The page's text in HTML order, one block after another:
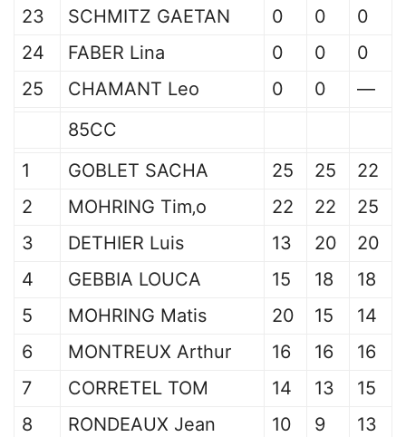
23
SCHMITZ GAETAN 0 0
0
24
FABER Lina 0 0
0
25
CHAMANT Leo 0 0
—
85CC
1
GOBLET SACHA 25 25
22
2
MOHRING Tim‚o 22 22
25
3
DETHIER Luis 13 20
20
4
GEBBIA LOUCA 15 18
18
5
MOHRING Matis 20 15
14
6
MONTREUX Arthur 16 16
16
7
CORRETEL TOM 14 13
15
8
RONDEAUX Jean 10 9
13